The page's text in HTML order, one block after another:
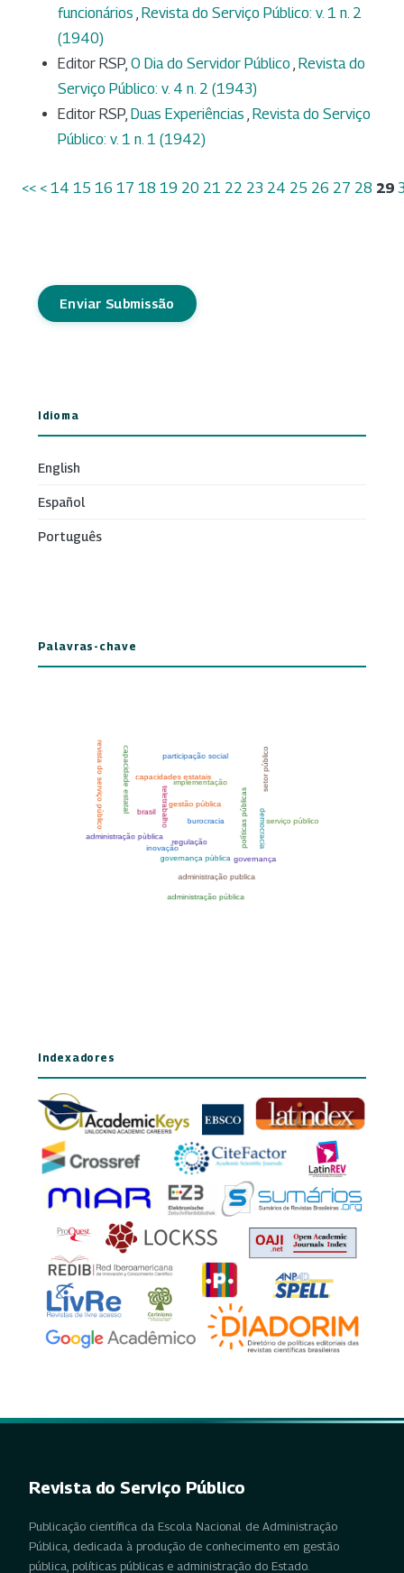
funcionários , Revista do Serviço Público: v. 1 n. 2
(1940)
Editor RSP, O Dia do Servidor Público , Revista do
Serviço Público: v. 4 n. 2 (1943)
Editor RSP, Duas Experiências , Revista do Serviço
Público: v. 1 n. 1 (1942)
<< < 14 15 16 17 18 19 20 21 22 23 24 25 26 27 28 29
Enviar Submissão
Idioma
English
Español
Português
Palavras-chave
Indexadores
Revista do Serviço Público
Publicação científica da Escola Nacional de Administração
Pública, dedicada à produção de conhecimento em gestão
pública, políticas públicas e administração do Estado.